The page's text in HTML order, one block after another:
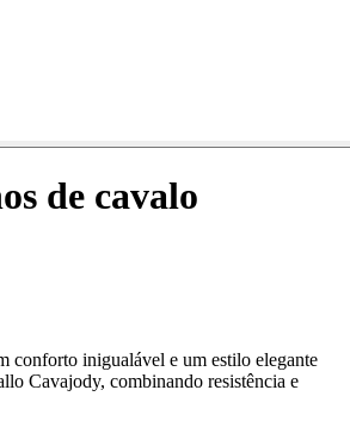
de cavalo
conforto inigualável e um estilo elegante
Cavajody, combinando resistência e